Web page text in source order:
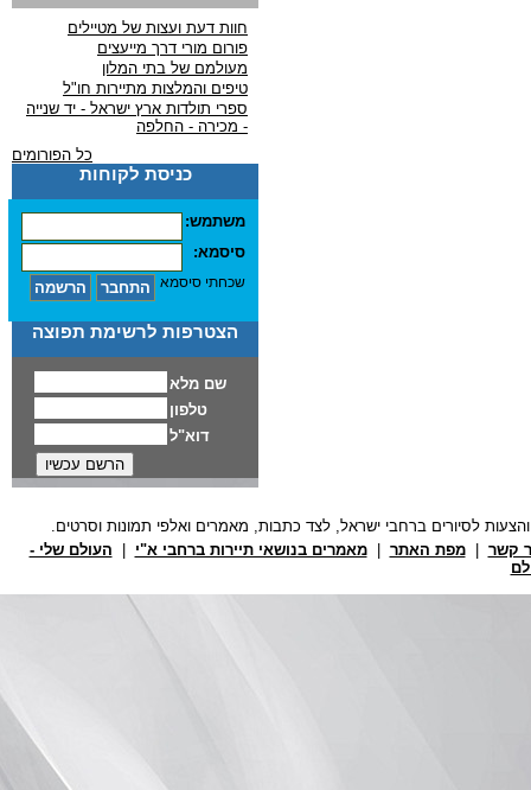
חוות דעת ועצות של מטיילים
פורום מורי דרך מייעצים
מעולמם של בתי המלון
טיפים והמלצות מתיירות חו"ל
ספרי תולדות ארץ ישראל - יד שנייה
- מכירה - החלפה
כל הפורומים
כניסת לקוחות
משתמש:
סיסמא:
שכחתי סיסמא
הצטרפות לרשימת תפוצה
קשר |מפת האתר |מאמרים בנושאי תיירות ברחבי א"י
העולם שלי -